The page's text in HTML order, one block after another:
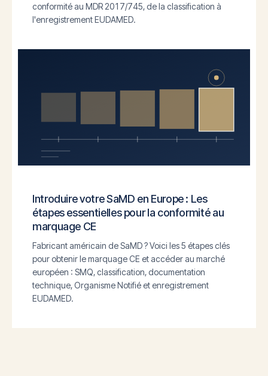
conformité au MDR 2017/745, de la classification à
l'enregistrement EUDAMED.
Introduire votre SaMD en Europe : Les
étapes essentielles pour la conformité au
marquage CE
Fabricant américain de SaMD ? Voici les 5 étapes clés
pour obtenir le marquage CE et accéder au marché
européen : SMQ, classification, documentation
technique, Organisme Notifié et enregistrement
EUDAMED.